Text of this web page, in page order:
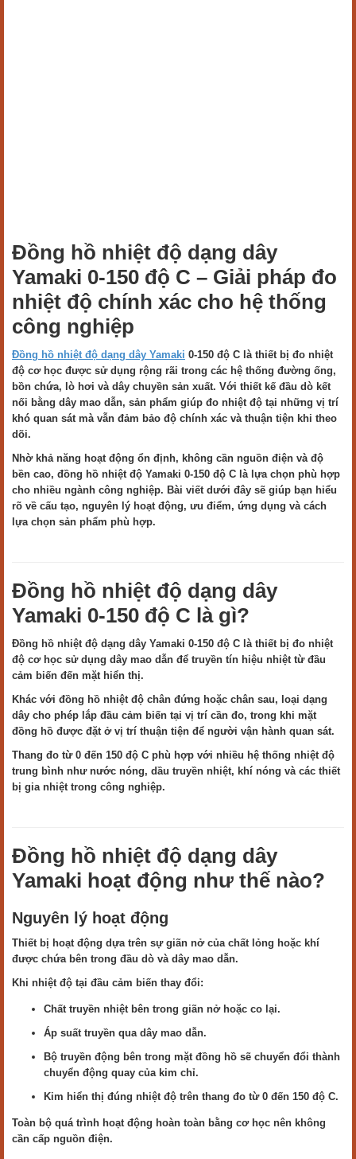
Đồng hồ nhiệt độ dạng dây
Yamaki 0-150 độ C – Giải pháp đo
nhiệt độ chính xác cho hệ thống
công nghiệp
Đồng hồ nhiệt độ dạng dây Yamaki 0-150 độ C là thiết bị đo nhiệt
độ cơ học được sử dụng rộng rãi trong các hệ thống đường ống,
bồn chứa, lò hơi và dây chuyền sản xuất. Với thiết kế đầu dò kết
nối bằng dây mao dẫn, sản phẩm giúp đo nhiệt độ tại những vị trí
khó quan sát mà vẫn đảm bảo độ chính xác và thuận tiện khi theo
dõi.
Nhờ khả năng hoạt động ổn định, không cần nguồn điện và độ
bền cao, đồng hồ nhiệt độ Yamaki 0-150 độ C là lựa chọn phù hợp
cho nhiều ngành công nghiệp. Bài viết dưới đây sẽ giúp bạn hiểu
rõ về cấu tạo, nguyên lý hoạt động, ưu điểm, ứng dụng và cách
lựa chọn sản phẩm phù hợp.
Đồng hồ nhiệt độ dạng dây
Yamaki 0-150 độ C là gì?
Đồng hồ nhiệt độ dạng dây Yamaki 0-150 độ C là thiết bị đo nhiệt
độ cơ học sử dụng dây mao dẫn để truyền tín hiệu nhiệt từ đầu
cảm biến đến mặt hiển thị.
Khác với đồng hồ nhiệt độ chân đứng hoặc chân sau, loại dạng
dây cho phép lắp đầu cảm biến tại vị trí cần đo, trong khi mặt
đồng hồ được đặt ở vị trí thuận tiện để người vận hành quan sát.
Thang đo từ 0 đến 150 độ C phù hợp với nhiều hệ thống nhiệt độ
trung bình như nước nóng, dầu truyền nhiệt, khí nóng và các thiết
bị gia nhiệt trong công nghiệp.
Đồng hồ nhiệt độ dạng dây
Yamaki hoạt động như thế nào?
Nguyên lý hoạt động
Thiết bị hoạt động dựa trên sự giãn nở của chất lỏng hoặc khí
được chứa bên trong đầu dò và dây mao dẫn.
Khi nhiệt độ tại đầu cảm biến thay đổi:
Chất truyền nhiệt bên trong giãn nở hoặc co lại.
Áp suất truyền qua dây mao dẫn.
Bộ truyền động bên trong mặt đồng hồ sẽ chuyển đổi thành
chuyển động quay của kim chỉ.
Kim hiển thị đúng nhiệt độ trên thang đo từ 0 đến 150 độ C.
Toàn bộ quá trình hoạt động hoàn toàn bằng cơ học nên không
cần cấp nguồn điện.